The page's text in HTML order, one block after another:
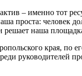
– именно тот
проста: человек
решает наша
края, по
руководителей